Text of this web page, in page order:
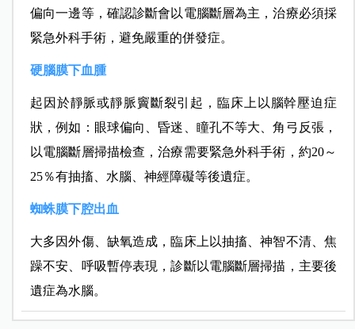
偏向一邊等，確認診斷會以電腦斷層為主，治療必須採
緊急外科手術，避免嚴重的併發症。
硬腦膜下血腫
起因於靜脈或靜脈竇斷裂引起，臨床上以腦幹壓迫症
狀，例如：眼球偏向、昏迷、瞳孔不等大、角弓反張，
以電腦斷層掃描檢查，治療需要緊急外科手術，約20～
25％有抽搐、水腦、神經障礙等後遺症。
蜘蛛膜下腔出血
大多因外傷、缺氧造成，臨床上以抽搐、神智不清、焦
躁不安、呼吸暫停表現，診斷以電腦斷層掃描，主要後
遺症為水腦。